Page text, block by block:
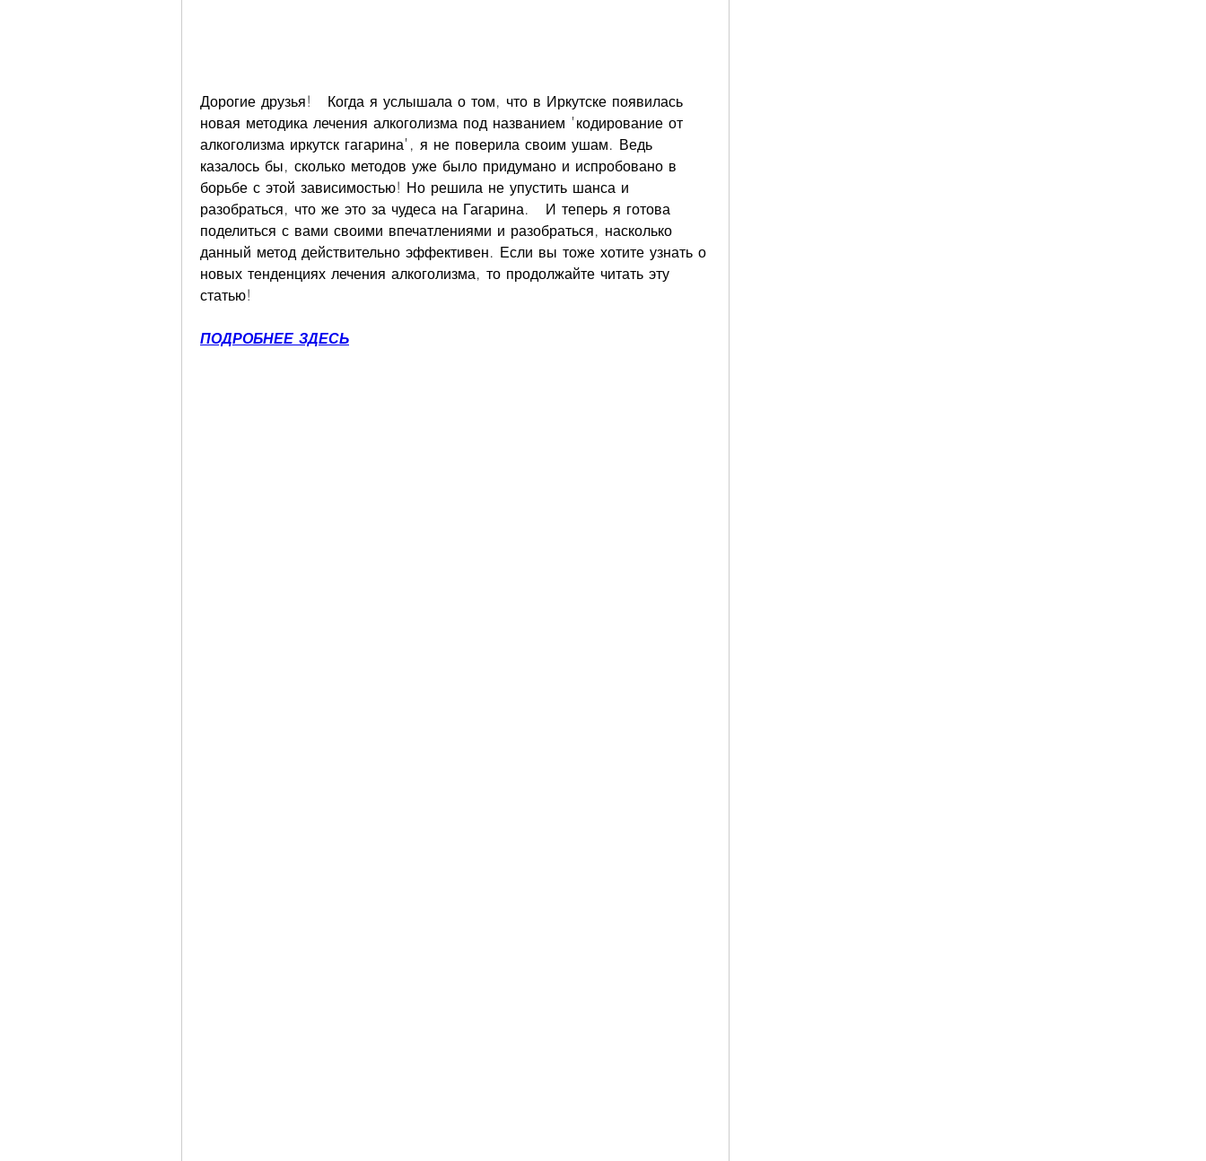
Дорогие друзья!   Когда я услышала о том, что в Иркутске появилась
новая методика лечения алкоголизма под названием 'кодирование от
алкоголизма иркутск гагарина', я не поверила своим ушам. Ведь
казалось бы, сколько методов уже было придумано и испробовано в
борьбе с этой зависимостью! Но решила не упустить шанса и
разобраться, что же это за чудеса на Гагарина.   И теперь я готова
поделиться с вами своими впечатлениями и разобраться, насколько
данный метод действительно эффективен. Если вы тоже хотите узнать о
новых тенденциях лечения алкоголизма, то продолжайте читать эту
статью!
ПОДРОБНЕЕ ЗДЕСЬ